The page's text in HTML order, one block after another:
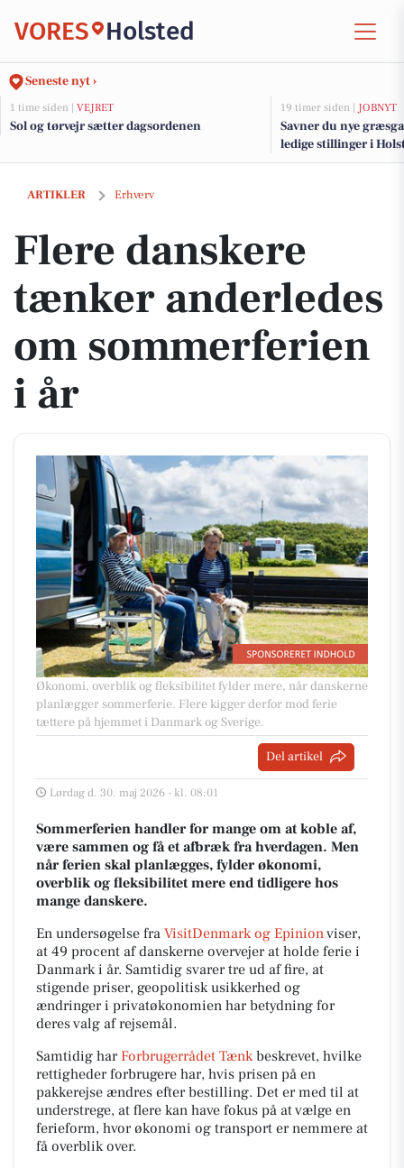
VORES Holsted
Seneste nyt ›
1 time siden | VEJRET
Sol og tørvejr sætter dagsordenen
19 timer siden | JOBNYT
Savner du nye
ledige stillinger i
ARTIKLER Erhverv
Flere danskere tænker anderledes om sommerferien i år
Flere danskere
tænker anderledes
om sommerferien
i år
Økonomi, overblik og fleksibilitet fylder mere, når danskerne
planlægger sommerferie. Flere kigger derfor mod ferie
tættere på hjemmet i Danmark og Sverige.
Del artikel
Lørdag d. 30. maj 2026 - kl. 08:01
Sommerferien handler for mange om at koble af,
være sammen og få et afbræk fra hverdagen. Men
når ferien skal planlægges, fylder økonomi,
overblik og fleksibilitet mere end tidligere hos
mange danskere.
En undersøgelse fra VisitDenmark og Epinionviser,
at 49 procent af danskerne overvejer at holde ferie i
Danmark i år. Samtidig svarer tre ud af fire, at
stigende priser, geopolitisk usikkerhed og
ændringer i privatøkonomien har betydning for
deres valg af rejsemål.
Samtidig har Forbrugerrådet Tænkbeskrevet, hvilke
rettigheder forbrugere har, hvis prisen på en
pakkerejse ændres efter bestilling. Det er med til at
understrege, at flere kan have fokus på at vælge en
ferieform, hvor økonomi og transport er nemmere at
få overblik over.